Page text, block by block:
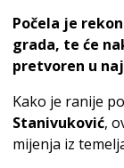
Počela je
grada, te će
pretvoren u
Kako je ranije
Stanivuković,
mijenja iz